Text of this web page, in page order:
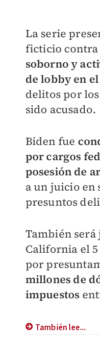
La serie
ficticio
soborno y
de lobby en
delitos por
sido acusado.
Biden fue
por cargos
posesión de
a un juicio
presuntos
También será
California el
por
millones de
impuestos
También lee...